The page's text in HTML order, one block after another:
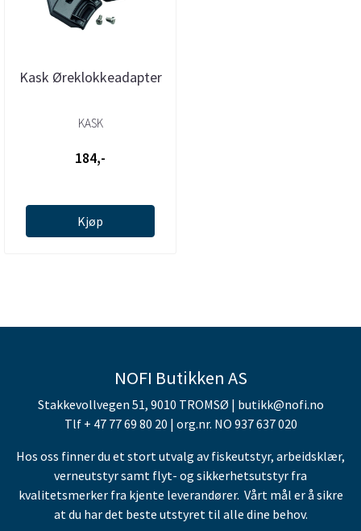
Kask Øreklokkeadapter
KASK
184,-
Kjøp
NOFI Butikken AS
Stakkevollvegen 51, 9010 TROMSØ | butikk@nofi.no
Tlf + 47 77 69 80 20 | org.nr. NO 937 637 020
Hos oss finner du et stort utvalg av fiskeutstyr, arbeidsklær,
verneutstyr samt flyt- og sikkerhetsutstyr fra
kvalitetsmerker fra kjente leverandører. Vårt mål er å sikre
at du har det beste utstyret til alle dine behov.